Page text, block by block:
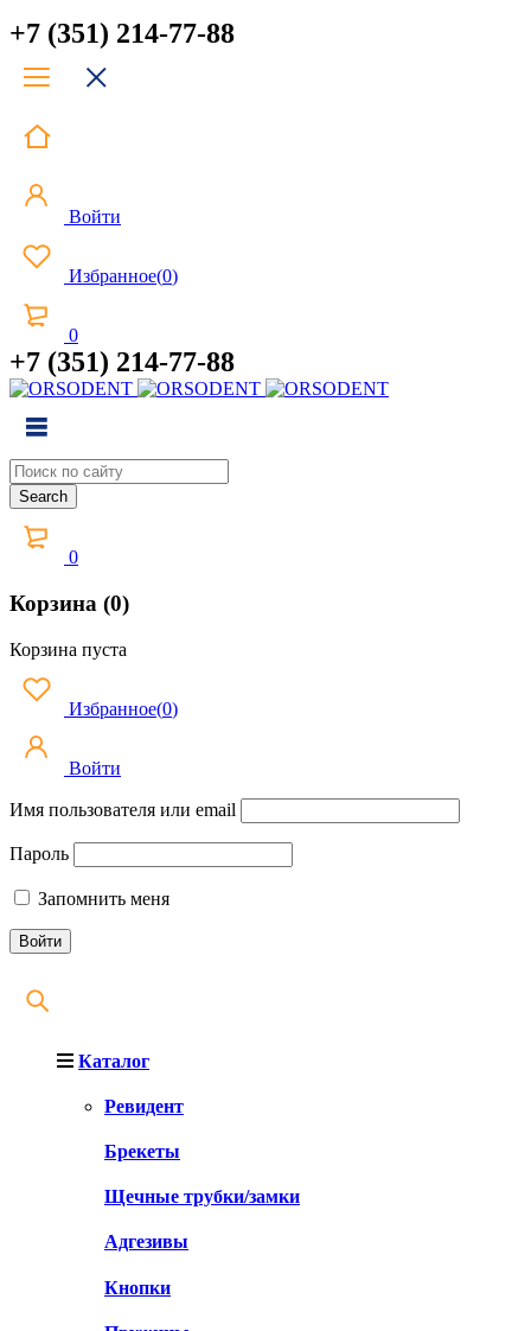
+7 (351) 214-77-88
Войти
Избранное(0)
0
+7 (351) 214-77-88
0
Корзина (0)
Корзина пуста
Избранное(0)
Войти
Имя пользователя или email
Пароль
Запомнить меня
Каталог
Ревидент
Брекеты
Щечные трубки/замки
Адгезивы
Кнопки